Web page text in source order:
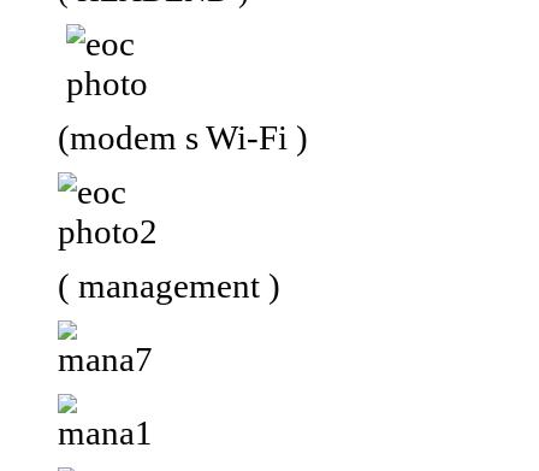
(modem s Wi-Fi )
( management )